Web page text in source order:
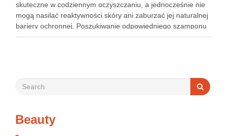
skuteczne w codziennym oczyszczaniu, a jednocześnie nie
mogą nasilać reaktywności skóry ani zaburzać jej naturalnej
bariery ochronnej. Poszukiwanie odpowiedniego szamponu
bywa dla wielu pacjentów procesem długim i frustrującym, bo
Beauty